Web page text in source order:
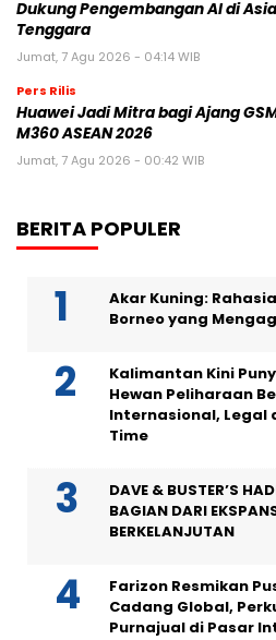
Dukung Pengembangan AI di Asia
Tenggara
Jumat, 7 Agu 2026 - 04:14 WIB
Pers Rilis
Huawei Jadi Mitra bagi Ajang
M360 ASEAN 2026
Jumat, 7 Agu 2026 - 00:42 WIB
BERITA POPULER
Akar Kuning:
Borneo yang
Kalimantan Kini
Hewan Peliharaan
Internasional, Legal
Time
DAVE & BUSTER’S
BAGIAN DARI
BERKELANJUTAN
Farizon Resmikan
Cadang Global,
Purnajual di Pasar